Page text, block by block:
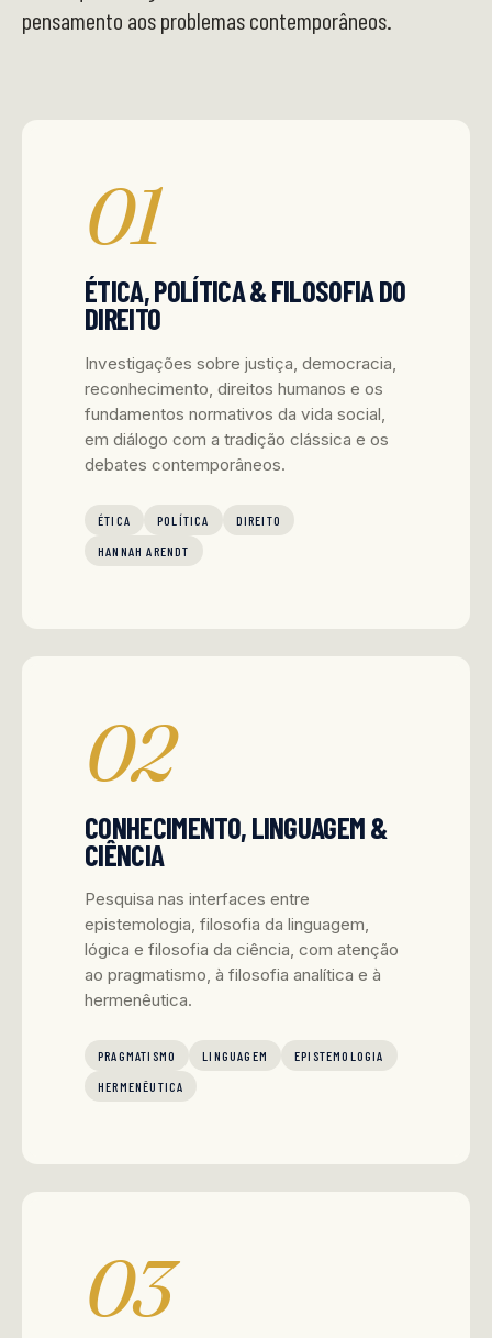
pensamento aos problemas contemporâneos.
01
ÉTICA, POLÍTICA & FILOSOFIA DO
DIREITO
Investigações sobre justiça, democracia,
reconhecimento, direitos humanos e os
fundamentos normativos da vida social,
em diálogo com a tradição clássica e os
debates contemporâneos.
ÉTICA POLÍTICA
DIREITO
HANNAH ARENDT
02
CONHECIMENTO, LINGUAGEM &
CIÊNCIA
Pesquisa nas interfaces entre
epistemologia, filosofia da linguagem,
lógica e filosofia da ciência, com atenção
ao pragmatismo, à filosofia analítica e à
hermenêutica.
PRAGMATISMO LINGUAGEM
EPISTEMOLOGIA
HERMENÊUTICA
03